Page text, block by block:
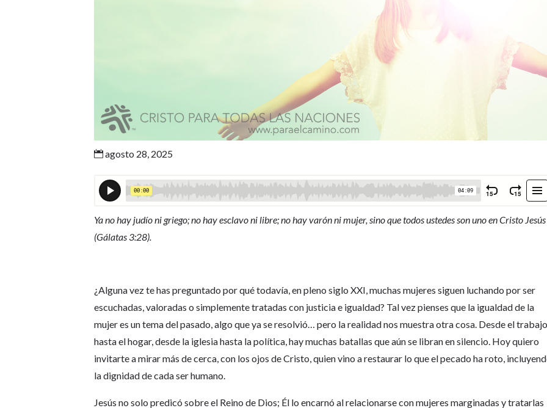
 agosto 28, 2025
Ya no hay judío ni griego; no hay esclavo ni libre; no hay varón ni mujer, sino que todos ustedes son uno en Cristo Jesús
(Gálatas 3:28).
¿Alguna vez te has preguntado por qué todavía, en pleno siglo XXI, muchas mujeres siguen luchando por ser
escuchadas, valoradas o simplemente tratadas con justicia e igualdad? Tal vez pienses que la igualdad de la
mujer es un tema del pasado, algo que ya se resolvió… pero la realidad nos muestra otra cosa. Desde el
hasta el hogar, desde la iglesia hasta la política, hay muchas batallas que aún se libran en silencio. Hoy quiero
invitarte a mirar más de cerca, con los ojos de Cristo, quien vino a restaurar lo que el pecado ha roto,
la dignidad de cada ser humano.
Jesús no solo predicó sobre el Reino de Dios; Él lo encarnó al relacionarse con mujeres marginadas y tratarlas